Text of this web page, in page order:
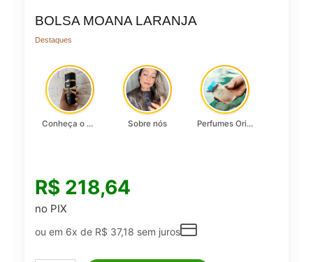
BOLSA MOANA LARANJA
Destaques
Conheça o Asad, da Lattafa… Sobre nós Perfumes Originais
R$ 218,64
no PIX
ou em 6x de R$ 37,18 sem juros